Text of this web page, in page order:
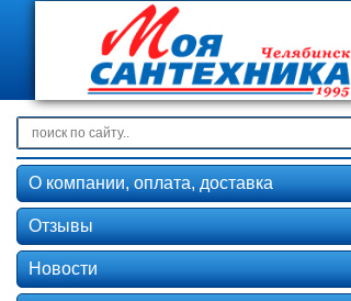
О компании, оплата, доставка
Отзывы
Новости